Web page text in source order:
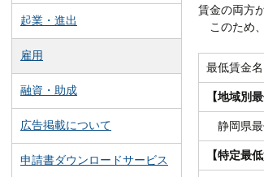
賃金の両方
このため
最低賃金名
【地域別
静岡県最
【特定最
起業・進出
雇用
融資・助成
広告掲載について
申請書ダウンロードサービス